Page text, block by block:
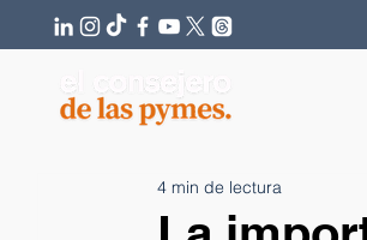
4 min de lectura